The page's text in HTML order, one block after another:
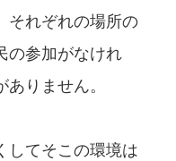
それぞれの場所の
の参加がなけれ
りません。
してそこの環境は